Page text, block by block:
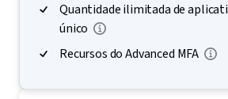
Quantidade ilimitada de
único
Recursos do Advanced MFA